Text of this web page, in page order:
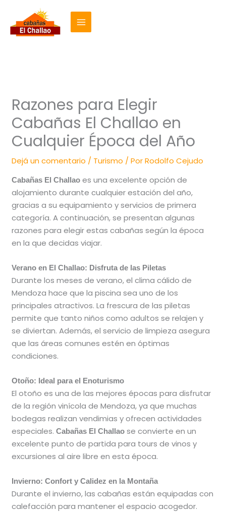
contenido
Razones para Elegir
Cabañas El Challao en
Cualquier Época del Año
Dejá un comentario / Turismo / PorRodolfo Cejudo
Cabañas El Challao es una excelente opción de
alojamiento durante cualquier estación del año,
gracias a su equipamiento y servicios de primera
categoría. A continuación, se presentan algunas
razones para elegir estas cabañas según la época
en la que decidas viajar.
Verano en El Challao: Disfruta de las Piletas
Durante los meses de verano, el clima cálido de
Mendoza hace que la piscina sea uno de los
principales atractivos. La frescura de las piletas
permite que tanto niños como adultos se relajen y
se diviertan. Además, el servicio de limpieza asegura
que las áreas comunes estén en óptimas
condiciones.
Otoño: Ideal para el Enoturismo
El otoño es una de las mejores épocas para disfrutar
de la región vinícola de Mendoza, ya que muchas
bodegas realizan vendimias y ofrecen actividades
especiales.Cabañas El Challao se convierte en un
excelente punto de partida para tours de vinos y
excursiones al aire libre en esta época.
Invierno: Confort y Calidez en la Montaña
Durante el invierno, las cabañas están equipadas con
calefacción para mantener el espacio acogedor.